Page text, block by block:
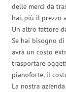
delle merci da
hai, più il prezzo
Un altro fattore
Se hai bisogno
avrà un costo
trasportare
pianoforte, il
La nostra